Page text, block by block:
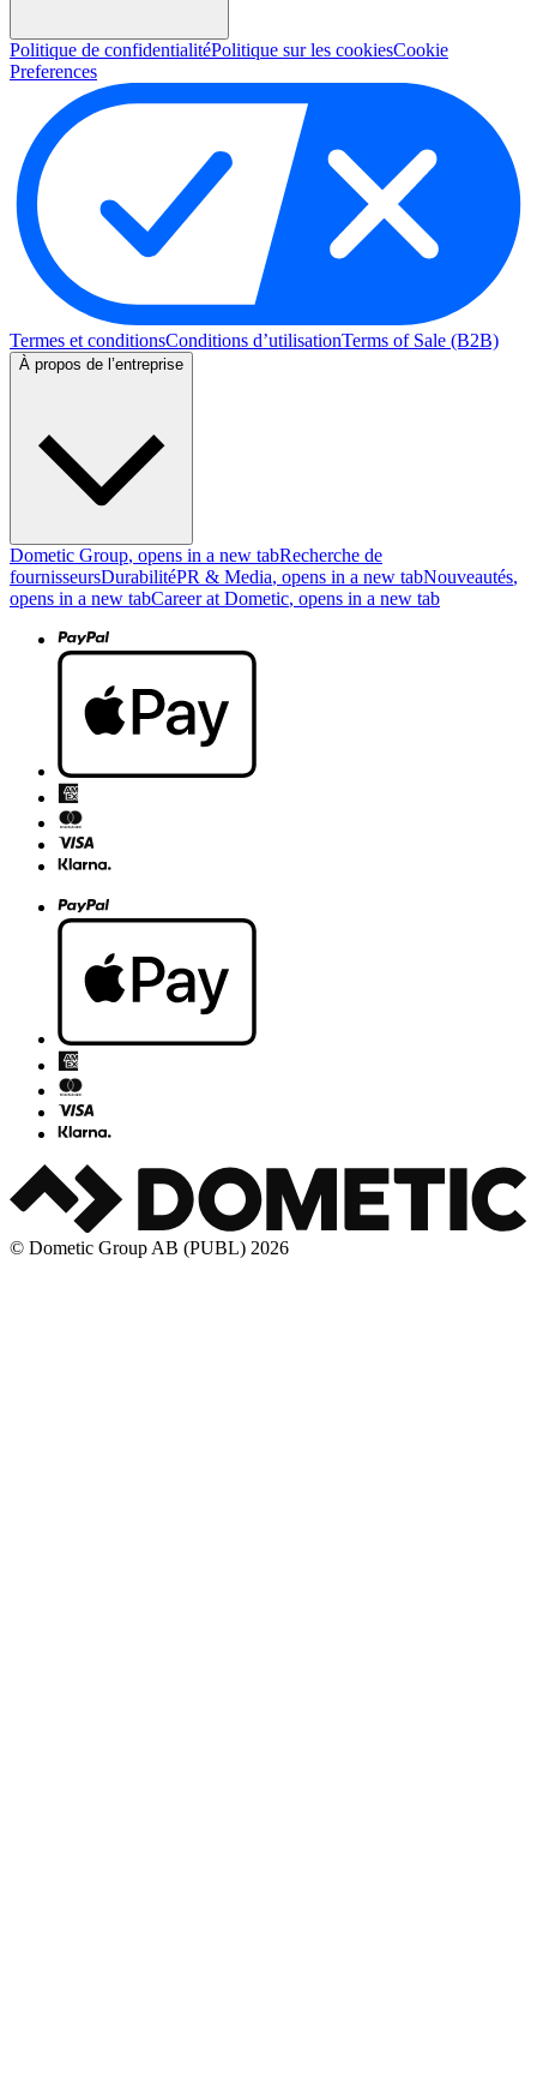
Politique de confidentialitéPolitique sur les cookiesCookie
Preferences
Termes et conditionsConditions d’utilisationTerms of Sale (B2B)
À propos de l’entreprise
Dometic Group, opens in a new tabRecherche de
fournisseursDurabilitéPR & Media, opens in a new tabNouveautés,
opens in a new tabCareer at Dometic, opens in a new tab
© Dometic Group AB (PUBL) 2026